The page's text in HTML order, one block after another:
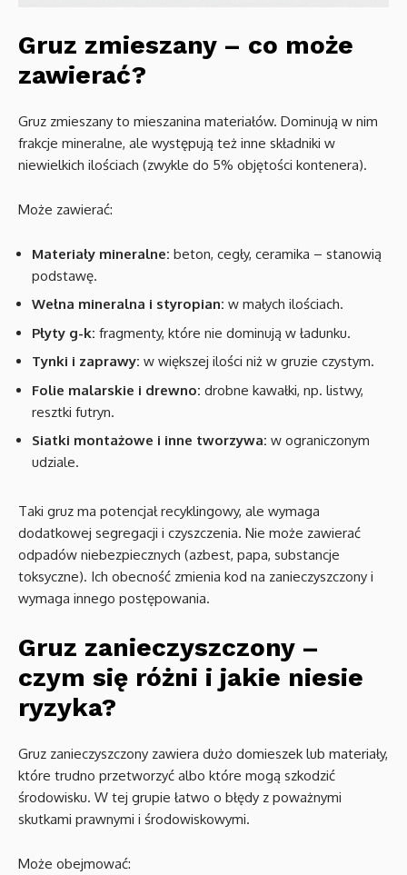
Gruz zmieszany – co może
zawierać?
Gruz zmieszany to mieszanina materiałów. Dominują w nim
frakcje mineralne, ale występują też inne składniki w
niewielkich ilościach (zwykle do 5% objętości kontenera).
Może zawierać:
Materiały mineralne: beton, cegły, ceramika – stanowią
podstawę.
Wełna mineralna i styropian: w małych ilościach.
Płyty g-k: fragmenty, które nie dominują w ładunku.
Tynki i zaprawy: w większej ilości niż w gruzie czystym.
Folie malarskie i drewno: drobne kawałki, np. listwy,
resztki futryn.
Siatki montażowe i inne tworzywa: w ograniczonym
udziale.
Taki gruz ma potencjał recyklingowy, ale wymaga
dodatkowej segregacji i czyszczenia. Nie może zawierać
odpadów niebezpiecznych (azbest, papa, substancje
toksyczne). Ich obecność zmienia kod na zanieczyszczony i
wymaga innego postępowania.
Gruz zanieczyszczony –
czym się różni i jakie niesie
ryzyka?
Gruz zanieczyszczony zawiera dużo domieszek lub materiały,
które trudno przetworzyć albo które mogą szkodzić
środowisku. W tej grupie łatwo o błędy z poważnymi
skutkami prawnymi i środowiskowymi.
Może obejmować: